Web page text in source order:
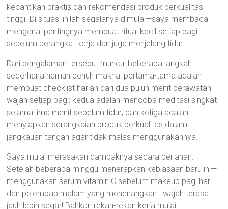
kecantikan praktis dan rekomendasi produk berkualitas
tinggi. Di situasi inilah segalanya dimulai—saya membaca
mengenai pentingnya membuat ritual kecil setiap pagi
sebelum berangkat kerja dan juga menjelang tidur.
Dari pengalaman tersebut muncul beberapa langkah
sederhana namun penuh makna: pertama-tama adalah
membuat checklist harian dari dua puluh menit perawatan
wajah setiap pagi; kedua adalah mencoba meditasi singkat
selama lima menit sebelum tidur; dan ketiga adalah
menyiapkan serangkaian produk berkualitas dalam
jangkauan tangan agar tidak malas menggunakannya.
Saya mulai merasakan dampaknya secara perlahan.
Setelah beberapa minggu menerapkan kebiasaan baru ini—
menggunakan serum vitamin C sebelum makeup pagi hari
dan pelembap malam yang menenangkan—wajah terasa
jauh lebih segar! Bahkan rekan-rekan kerja mulai